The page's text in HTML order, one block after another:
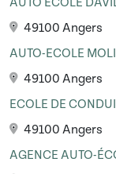
49100 Angers
AUTO-ECOLE
49100 Angers
ECOLE DE
49100 Angers
AGENCE AUTO-